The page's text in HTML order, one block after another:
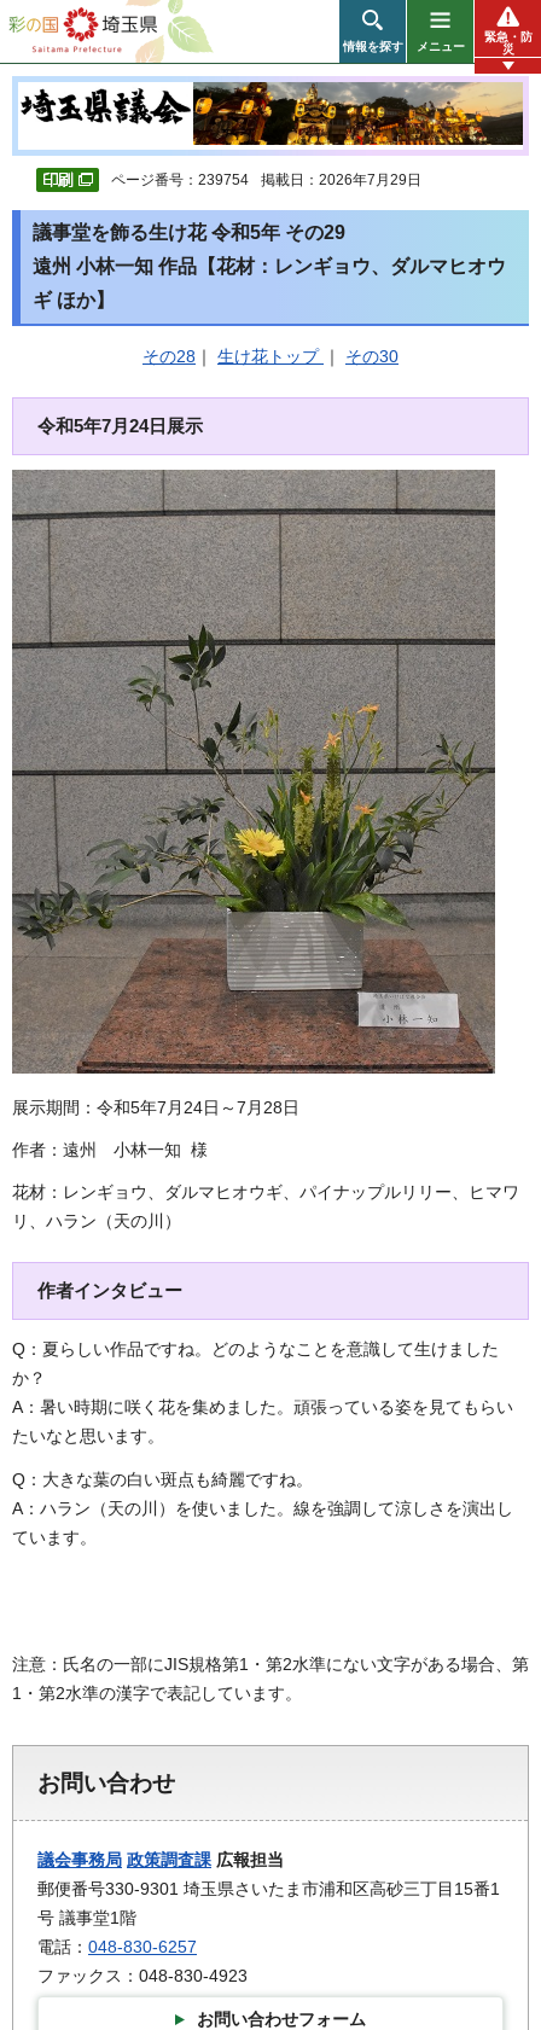
彩の国 埼玉県
情報を探す メニュー
緊急・防
災
ページ番号：239754 掲載日：2026年7月29日
議事堂を飾る生け花 令和5年 その29
遠州 小林一知 作品【花材：レンギョウ、ダルマヒオウ
ギ ほか】
その28 ｜ 生け花トップ ｜ その30
令和5年7月24日展示
展示期間：令和5年7月24日～7月28日
作者：遠州 小林一知 様
花材：レンギョウ、ダルマヒオウギ、パイナップルリリー、ヒマワ
リ、ハラン（天の川）
作者インタビュー
Q：夏らしい作品ですね。どのようなことを意識して生けました
か？
A：暑い時期に咲く花を集めました。頑張っている姿を見てもらい
たいなと思います。
Q：大きな葉の白い斑点も綺麗ですね。
A：ハラン（天の川）を使いました。線を強調して涼しさを演出し
ています。
注意：氏名の一部にJIS規格第1・第2水準にない文字がある場合、第
1・第2水準の漢字で表記しています。
お問い合わせ
議会事務局 政策調査課 広報担当
郵便番号330-9301 埼玉県さいたま市浦和区高砂三丁目15番1
号 議事堂1階
電話： 048-830-6257
ファックス：048-830-4923
お問い合わせフォーム